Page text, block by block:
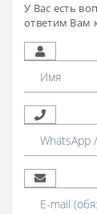
У Вас есть
ответим Вам